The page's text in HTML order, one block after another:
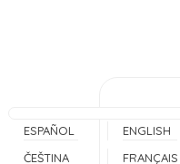
ESPAÑOL
ENGLISH
ČEŠTINA
FRANÇAIS